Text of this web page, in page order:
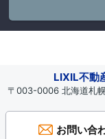
LIXIL不動
〒003-0006 北海道札
お問い合